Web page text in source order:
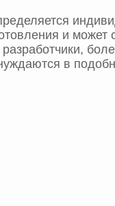
и может
в